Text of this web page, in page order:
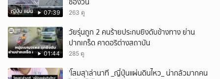
07:39 263 ดู
01:44
วัยรุ่นถูก 2 คนร้ายประกบยิงดับข้างทาง ย่าน
ปากเกร็ด คาดอริต่างสถาบัน
285 ดู
'โสมสุ'เล่านาที _ญี่ปุ่นแผ่นดินไหว_ น่ากลัวมากคน